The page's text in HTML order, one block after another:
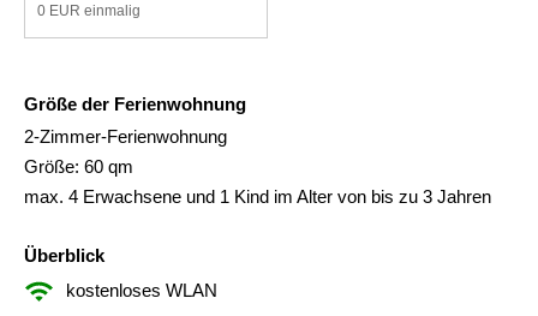
0 EUR einmalig
Größe der Ferienwohnung
2-Zimmer-Ferienwohnung
Größe: 60 qm
max. 4 Erwachsene und 1 Kind im Alter von bis zu 3 Jahren
Überblick
kostenloses WLAN